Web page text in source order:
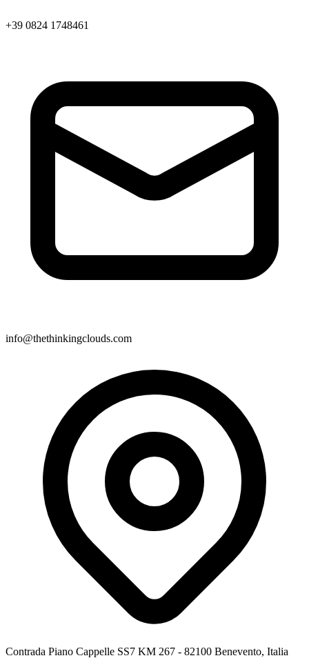
+39 0824 1748461
info@thethinkingclouds.com
Contrada Piano Cappelle SS7 KM 267 - 82100 Benevento, Italia